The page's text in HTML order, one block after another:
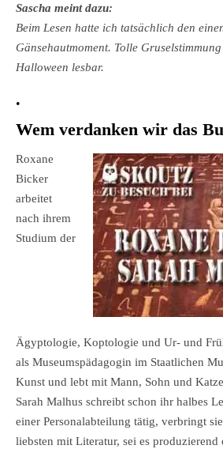
Sascha meint dazu:
Beim Lesen hatte ich tatsächlich den
Gänsehautmoment. Tolle
Halloween lesbar.
.
Wem verdanken wir das
Roxane
Bicker
arbeitet
nach ihrem
Studium der
Ägyptologie, Koptologie und Ur- und
als Museumspädagogin im Staatlichen
Kunst und lebt mit Mann, Sohn und
Sarah Malhus schreibt schon ihr halbes
einer Personalabteilung tätig, verbringt
liebsten mit Literatur, sei es produzierend